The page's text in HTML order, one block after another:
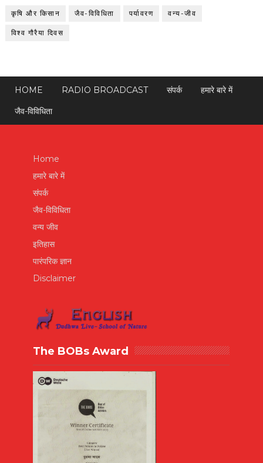
कृषि और किसान जैव-विविधिता पर्यावरण वन्य-जीव
विश्व गौरैया दिवस
HOME RADIO BROADCAST संपर्क
हमारे बारे में
जैव-विविधिता
Home
हमारे बारे में
संपर्क
जैव-विविधिता
वन्य जीव
इतिहास
पारंपरिक ज्ञान
Disclaimer
The BOBs Award